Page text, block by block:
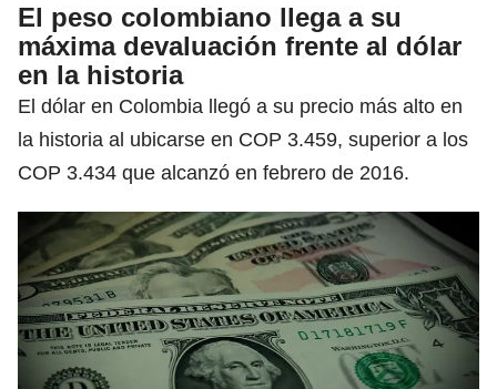
El peso colombiano llega a su
máxima devaluación frente al dólar
en la historia
El dólar en Colombia llegó a su precio más alto en
la historia al ubicarse en COP 3.459, superior a los
COP 3.434 que alcanzó en febrero de 2016.